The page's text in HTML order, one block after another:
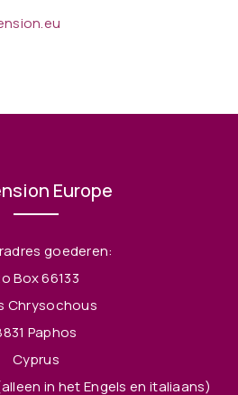
Europe
goederen:
Box 66133
Chrysochous
Paphos
Cyprus
in het Engels en italiaans)